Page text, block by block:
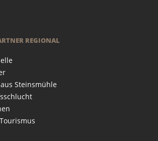
REGIONAL
Steinsmühle